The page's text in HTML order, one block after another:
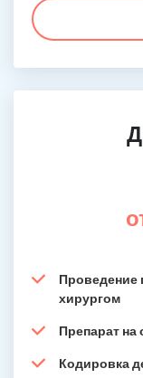
хирургом
Препарат
Кодировка